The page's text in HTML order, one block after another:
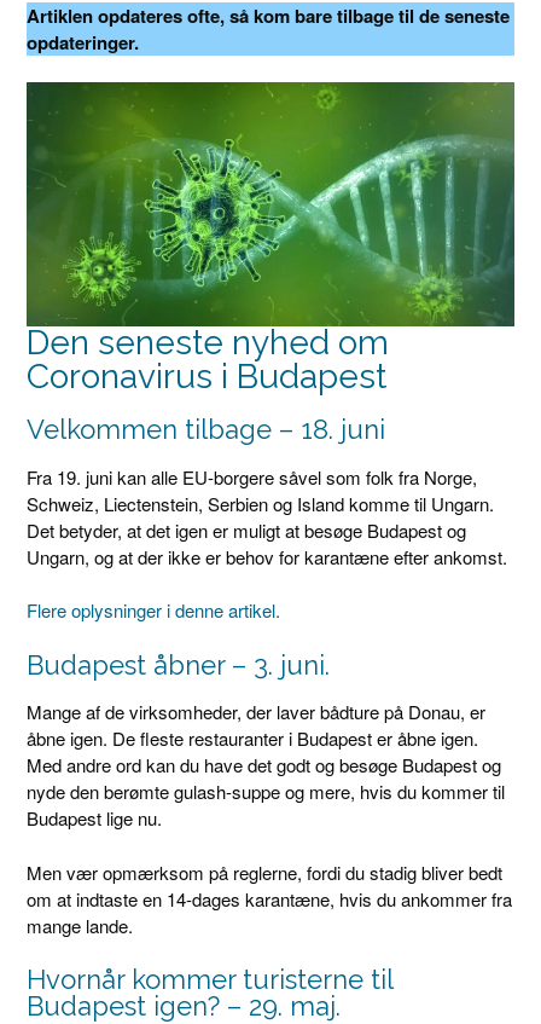
Artiklen opdateres ofte, så kom bare tilbage til de seneste
opdateringer.
Den seneste nyhed om
Coronavirus i Budapest
Velkommen tilbage – 18. juni
Fra 19. juni kan alle EU-borgere såvel som folk fra Norge,
Schweiz, Liectenstein, Serbien og Island komme til Ungarn.
Det betyder, at det igen er muligt at besøge Budapest og
Ungarn, og at der ikke er behov for karantæne efter ankomst.
Flere oplysninger i denne artikel.
Budapest åbner – 3. juni.
Mange af de virksomheder, der laver bådture på Donau, er
åbne igen. De fleste restauranter i Budapest er åbne igen.
Med andre ord kan du have det godt og besøge Budapest og
nyde den berømte gulash-suppe og mere, hvis du kommer til
Budapest lige nu.
Men vær opmærksom på reglerne, fordi du stadig bliver bedt
om at indtaste en 14-dages karantæne, hvis du ankommer fra
mange lande.
Hvornår kommer turisterne til
Budapest igen? – 29. maj.